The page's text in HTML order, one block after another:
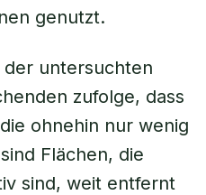
genutzt.
der untersuchten
zufolge, dass
ohnehin nur wenig
Flächen, die
sind, weit entfernt